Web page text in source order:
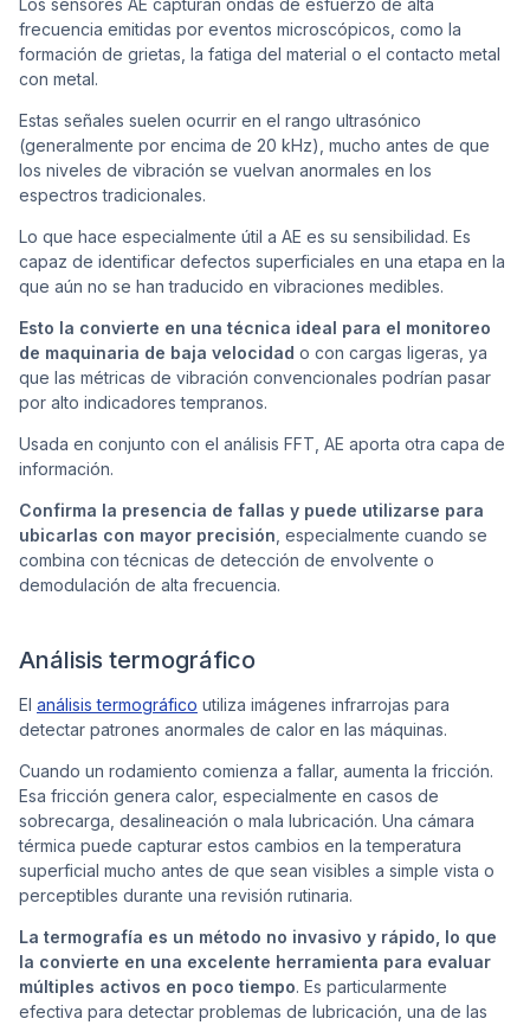
Los sensores AE capturan ondas de esfuerzo de alta
frecuencia emitidas por eventos microscópicos, como la
formación de grietas, la fatiga del material o el contacto metal
con metal.
Estas señales suelen ocurrir en el rango ultrasónico
(generalmente por encima de 20 kHz), mucho antes de que
los niveles de vibración se vuelvan anormales en los
espectros tradicionales.
Lo que hace especialmente útil a AE es su sensibilidad. Es
capaz de identificar defectos superficiales en una etapa en la
que aún no se han traducido en vibraciones medibles.
Esto la convierte en una técnica ideal para el monitoreo
de maquinaria de baja velocidad o con cargas ligeras, ya
que las métricas de vibración convencionales podrían pasar
por alto indicadores tempranos.
Usada en conjunto con el análisis FFT, AE aporta otra capa de
información.
Confirma la presencia de fallas y puede utilizarse para
ubicarlas con mayor precisión , especialmente cuando se
combina con técnicas de detección de envolvente o
demodulación de alta frecuencia.
Análisis termográfico
El análisis termográfico utiliza imágenes infrarrojas para
detectar patrones anormales de calor en las máquinas.
Cuando un rodamiento comienza a fallar, aumenta la fricción.
Esa fricción genera calor, especialmente en casos de
sobrecarga, desalineación o mala lubricación. Una cámara
térmica puede capturar estos cambios en la temperatura
superficial mucho antes de que sean visibles a simple vista o
perceptibles durante una revisión rutinaria.
La termografía es un método no invasivo y rápido, lo que
la convierte en una excelente herramienta para evaluar
múltiples activos en poco tiempo. Es particularmente
efectiva para detectar problemas de lubricación, una de las